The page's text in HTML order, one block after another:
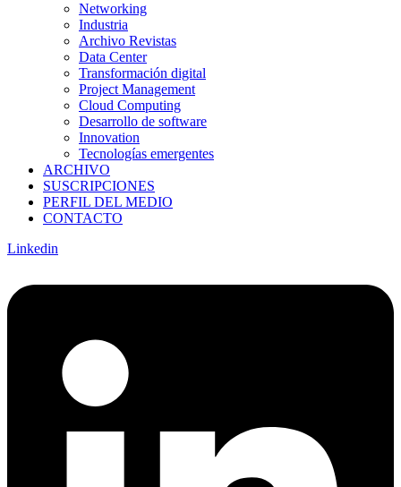
Networking
Industria
Archivo Revistas
Data Center
Transformación digital
Project Management
Cloud Computing
Desarrollo de software
Innovation
Tecnologías emergentes
ARCHIVO
SUSCRIPCIONES
PERFIL DEL MEDIO
CONTACTO
Linkedin